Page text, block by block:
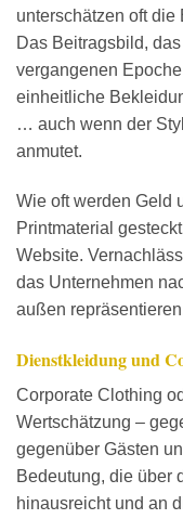
unterschätzen oft die
Das Beitragsbild,
vergangenen
einheitliche
… auch wenn der
anmutet.
Wie oft werden Geld
Printmaterial
Website.
das Unternehmen
außen
Dienstkleidung und
Corporate Clothing
Wertschätzung –
gegenüber Gästen
Bedeutung, die über
hinausreicht und an